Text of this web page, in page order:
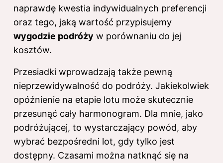
naprawdę kwestia indywidualnych preferencji
oraz tego, jaką wartość przypisujemy
wygodzie podróży w porównaniu do jej
kosztów.
Przesiadki wprowadzają także pewną
nieprzewidywalność do podróży. Jakiekolwiek
opóźnienie na etapie lotu może skutecznie
przesunąć cały harmonogram. Dla mnie, jako
podróżującej, to wystarczający powód, aby
wybrać bezpośredni lot, gdy tylko jest
dostępny. Czasami można natknąć się na